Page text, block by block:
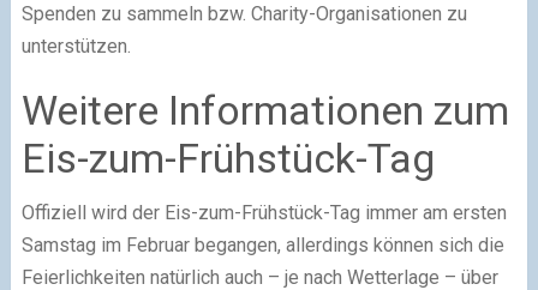
Spenden zu sammeln bzw. Charity-Organisationen zu
unterstützen.
Weitere Informationen zum
Eis-zum-Frühstück-Tag
Offiziell wird der Eis-zum-Frühstück-Tag immer am ersten
Samstag im Februar begangen, allerdings können sich die
Feierlichkeiten natürlich auch – je nach Wetterlage – über